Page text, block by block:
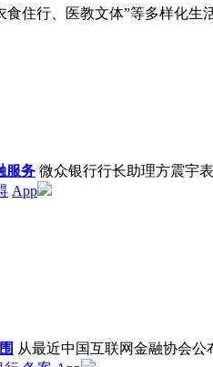
住行、医教文体”等多样化生
服务 微众银行行长助理方震宇
App
从最近中国互联网金融协会